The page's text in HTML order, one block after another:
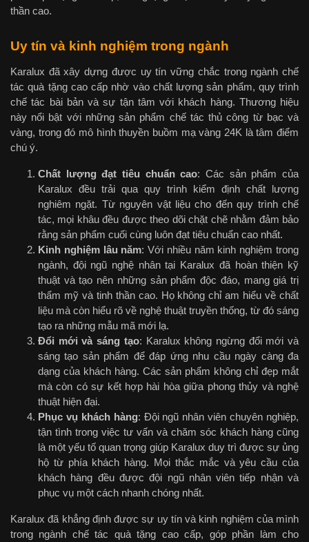
thần cao.
Uy tín và kinh nghiệm trong ngành
Karalux đã xây dựng được uy tín vững chắc trong ngành chế
tác quà tặng cao cấp nhờ vào chất lượng sản phẩm, quy trình
chế tác bài bản và sự tận tâm với khách hàng. Thương hiệu
này nổi bật với những sản phẩm chế tác thủ công từ bạc và
vàng, trong đó mô hình thuyền buồm mạ vàng 24K là tâm điểm
chú ý.
Chất lượng đạt tiêu chuẩn cao: Các sản phẩm của
Karalux đều trải qua quy trình kiểm định chất lượng
nghiêm ngặt. Từ nguyên vật liệu cho đến quy trình chế
tác, mọi khâu đều được theo dõi chặt chẽ nhằm đảm bảo
rằng sản phẩm cuối cùng luôn đạt tiêu chuẩn cao nhất.
Kinh nghiệm lâu năm: Với nhiều năm kinh nghiệm trong
ngành, đội ngũ nghệ nhân tại Karalux đã hoàn thiện kỹ
thuật và tạo nên những sản phẩm độc đáo, mang giá trị
thẩm mỹ và tinh thần cao. Họ không chỉ am hiểu về chất
liệu mà còn hiểu rõ về nghệ thuật truyền thống, từ đó sáng
tạo ra những mẫu mã mới lạ.
Đổi mới và sáng tạo: Karalux không ngừng đổi mới và
sáng tạo sản phẩm để đáp ứng nhu cầu ngày càng đa
dạng của khách hàng. Các sản phẩm không chỉ đẹp mắt
mà còn có sự kết hợp hài hòa giữa phong thủy và nghệ
thuật hiện đại.
Phục vụ khách hàng: Đội ngũ nhân viên chuyên nghiệp,
tận tình trong việc tư vấn và chăm sóc khách hàng cũng
là một yếu tố quan trọng giúp Karalux duy trì được sự ủng
hộ từ phía khách hàng. Mọi thắc mắc và yêu cầu của
khách hàng đều được đội ngũ nhân viên tiếp nhận và
phục vụ một cách nhanh chóng nhất.
Karalux đã khẳng định được sự uy tín và kinh nghiệm của mình
trong ngành chế tác quà tặng cao cấp, góp phần làm cho